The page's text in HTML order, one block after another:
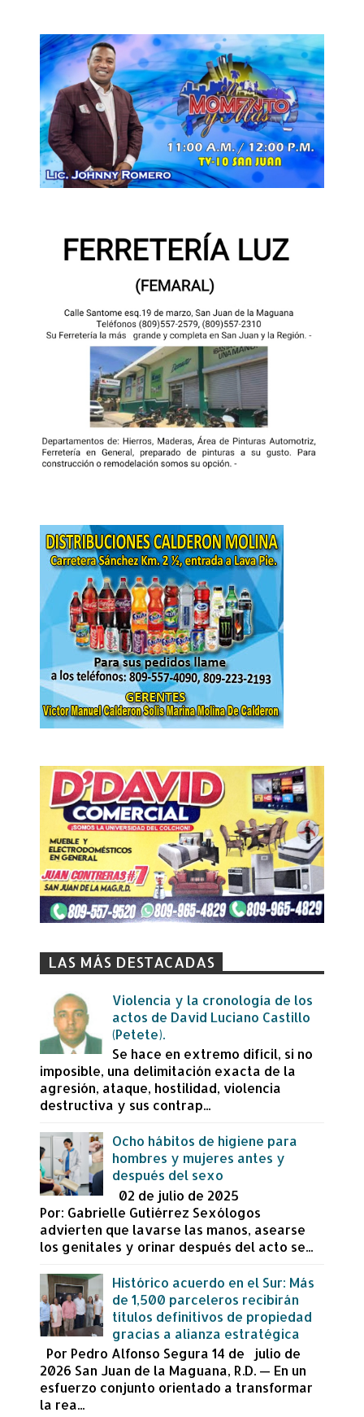
LAS MÁS DESTACADAS
Violencia y la cronología de los
actos de David Luciano Castillo
(Petete).
Se hace en extremo difícil, si no
imposible, una delimitación exacta de la
agresión, ataque, hostilidad, violencia
destructiva y sus contrap...
Ocho hábitos de higiene para
hombres y mujeres antes y
después del sexo
02 de julio de 2025
Por: Gabrielle Gutiérrez Sexólogos
advierten que lavarse las manos, asearse
los genitales y orinar después del acto se...
Histórico acuerdo en el Sur: Más
de 1,500 parceleros recibirán
títulos definitivos de propiedad
gracias a alianza estratégica
Por Pedro Alfonso Segura 14 de julio de
2026 San Juan de la Maguana, R.D. — En un
esfuerzo conjunto orientado a transformar
la rea...